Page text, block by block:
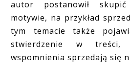
autor postanowił
motywie, na przykład
tym temacie także
stwierdzenie w
wspomnienia sprzedają się